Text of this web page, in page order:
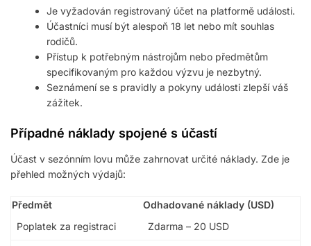
Je vyžadován registrovaný účet na platformě události.
Účastníci musí být alespoň 18 let nebo mít souhlas
rodičů.
Přístup k potřebným nástrojům nebo předmětům
specifikovaným pro každou výzvu je nezbytný.
Seznámení se s pravidly a pokyny události zlepší váš
zážitek.
Případné náklady spojené s účastí
Účast v sezónním lovu může zahrnovat určité náklady. Zde je
přehled možných výdajů:
Předmět
Odhadované náklady (USD)
Poplatek za registraci
Zdarma – 20 USD